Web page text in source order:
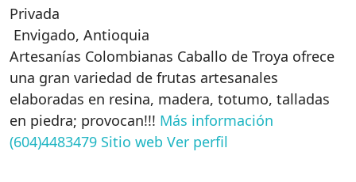
Privada
Envigado, Antioquia
Artesanías Colombianas Caballo de Troya ofrece
una gran variedad de frutas artesanales
elaboradas en resina, madera, totumo, talladas
en piedra; provocan!!! Más información
(604)4483479 Sitio web Ver perfil